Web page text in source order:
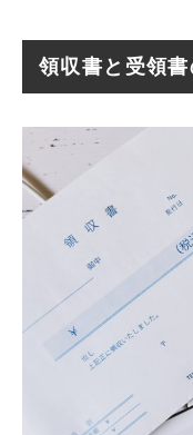
領収書と受領書